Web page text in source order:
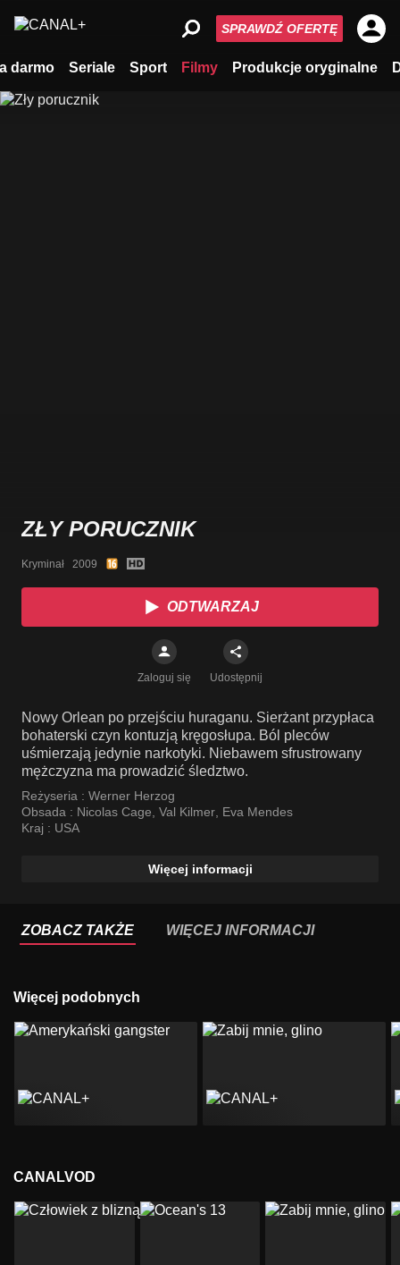
darmo Seriale Sport Filmy Produkcje oryginalne
SPRAWDŹ OFERTĘ
ZŁY PORUCZNIK
Kryminał   2009
ODTWARZAJ
Zaloguj się Udostępnij
Nowy Orlean po przejściu huraganu. Sierżant przypłaca
bohaterski czyn kontuzją kręgosłupa. Ból pleców
uśmierzają jedynie narkotyki. Niebawem sfrustrowany
mężczyzna ma prowadzić śledztwo.
Reżyseria : Werner Herzog
Obsada : Nicolas Cage, Val Kilmer, Eva Mendes
Kraj : USA
Więcej informacji
ZOBACZ TAKŻE WIĘCEJ INFORMACJI
Więcej podobnych
CANALVOD